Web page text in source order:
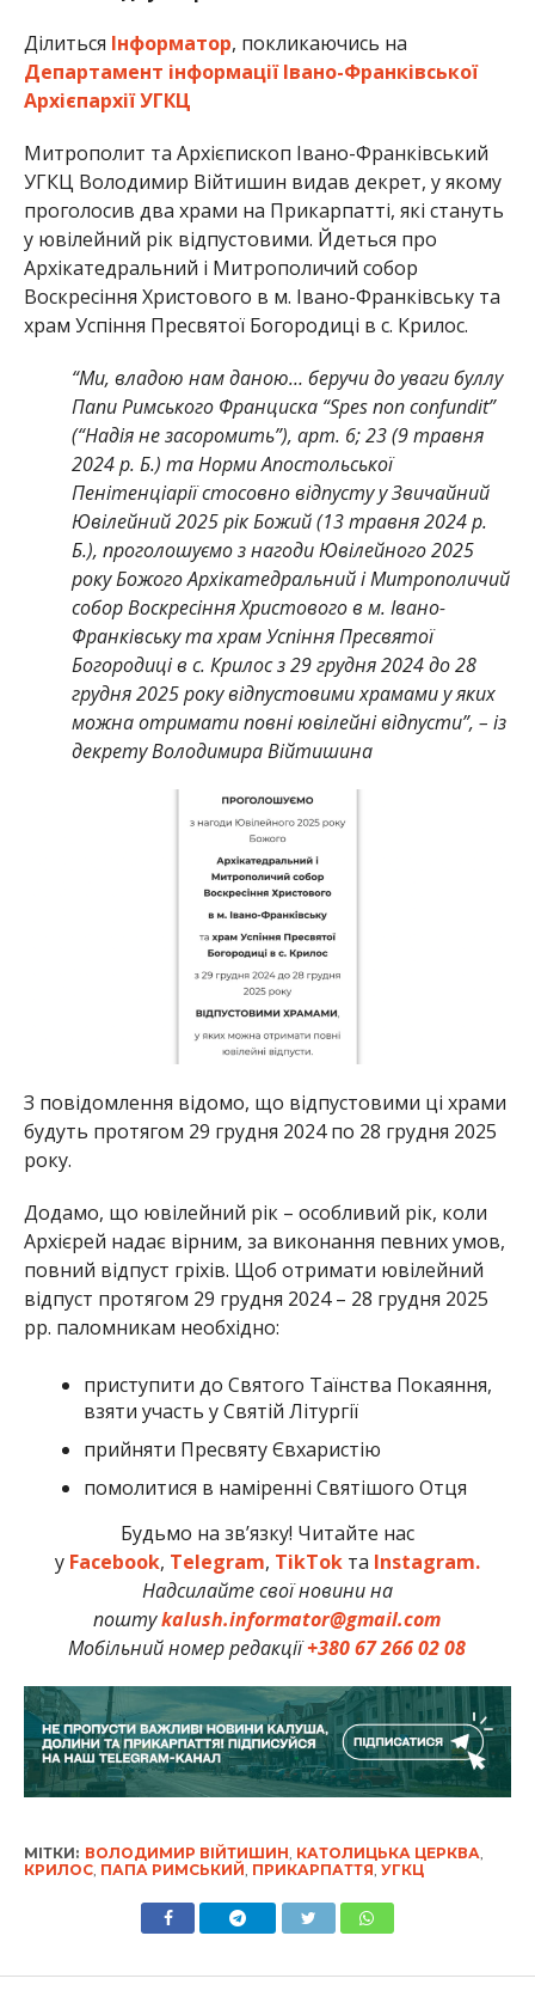
Ділиться Інформатор, покликаючись на
Департамент інформації Івано-Франківської
Архієпархії УГКЦ
Митрополит та Архієпископ Івано-Франківський
УГКЦ Володимир Війтишин видав декрет, у якому
проголосив два храми на Прикарпатті, які стануть
у ювілейний рік відпустовими. Йдеться про
Архікатедральний і Митрополичий собор
Воскресіння Христового в м. Івано-Франківську та
храм Успіння Пресвятої Богородиці в с. Крилос.
“Ми, владою нам даною… беручи до уваги буллу
Папи Римського Франциска “Spes non confundit”
(“Надія не засоромить”), арт. 6; 23 (9 травня
2024 р. Б.) та Норми Апостольської
Пенітенціарії стосовно відпусту у Звичайний
Ювілейний 2025 рік Божий (13 травня 2024 р.
Б.), проголошуємо з нагоди Ювілейного 2025
року Божого Архікатедральний і Митрополичий
собор Воскресіння Христового в м. Івано-
Франківську та храм Успіння Пресвятої
Богородиці в с. Крилос з 29 грудня 2024 до 28
грудня 2025 року відпустовими храмами у яких
можна отримати повні ювілейні відпусти”, – із
декрету Володимира Війтишина
З повідомлення відомо, що відпустовими ці храми
будуть протягом 29 грудня 2024 по 28 грудня 2025
року.
Додамо, що ювілейний рік – особливий рік, коли
Архієрей надає вірним, за виконання певних умов,
повний відпуст гріхів. Щоб отримати ювілейний
відпуст протягом 29 грудня 2024 – 28 грудня 2025
рр. паломникам необхідно:
приступити до Святого Таїнства Покаяння,
взяти участь у Святій Літургії
прийняти Пресвяту Євхаристію
помолитися в наміренні Святішого Отця
Будьмо на зв’язку! Читайте нас
у Facebook, Telegram, TikTokта Instagram.
Надсилайте свої новини на
поштуkalush.informator@gmail.com
Мобільний номер редакції+380 67 266 02 08
МІТКИ: ВОЛОДИМИР ВІЙТИШИН, КАТОЛИЦЬКА ЦЕРКВА,
КРИЛОС, ПАПА РИМСЬКИЙ, ПРИКАРПАТТЯ, УГКЦ